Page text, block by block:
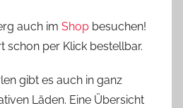
auch im Shop besuchen!
schon per Klick bestellbar.
gibt es auch in ganz
Läden. Eine Übersicht